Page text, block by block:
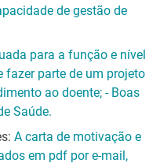
de gestão de
para a função e nível
fazer parte de um projeto
ao doente; - Boas
Saúde.
A carta de motivação e
em pdf por e-mail,